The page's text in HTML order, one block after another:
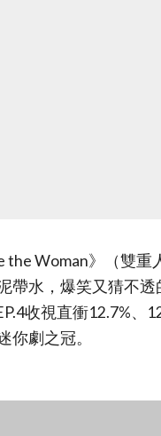
the Woman》（雙重
帶水，爆笑又猜不透
收視直衝12.7%、
你劇之冠。